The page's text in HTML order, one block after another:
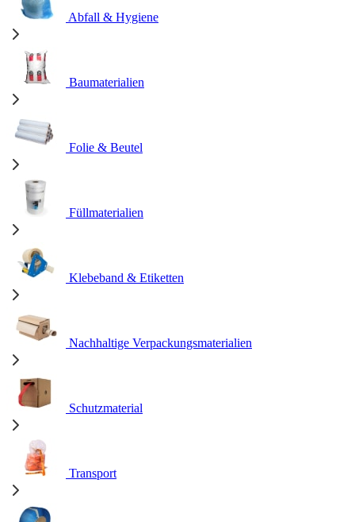
Abfall & Hygiene
Baumaterialien
Folie & Beutel
Füllmaterialien
Klebeband & Etiketten
Nachhaltige Verpackungsmaterialien
Schutzmaterial
Transport